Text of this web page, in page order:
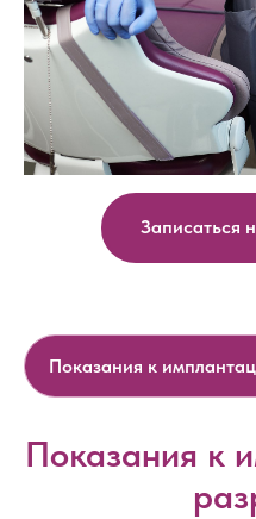
Записаться
Показания к